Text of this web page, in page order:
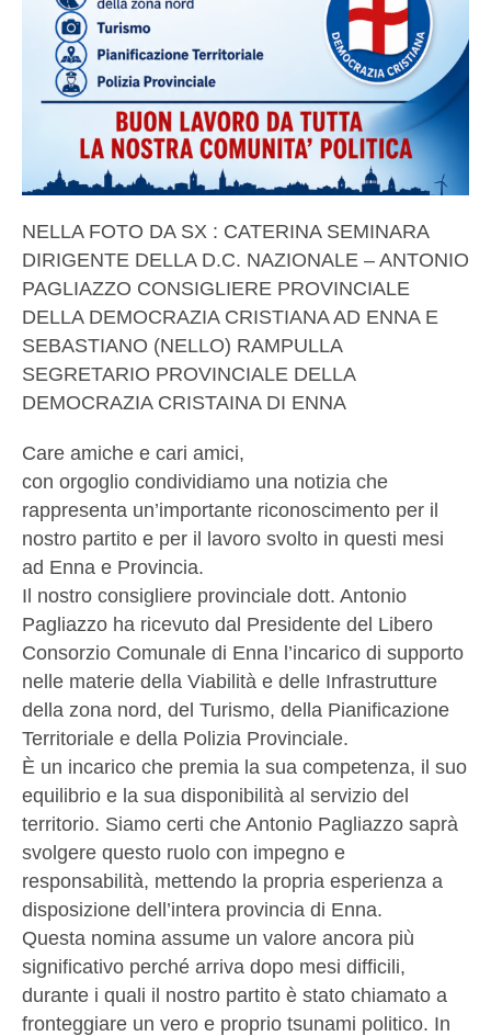
NELLA FOTO DA SX : CATERINA SEMINARA
DIRIGENTE DELLA D.C. NAZIONALE – ANTONIO
PAGLIAZZO CONSIGLIERE PROVINCIALE
DELLA DEMOCRAZIA CRISTIANA AD ENNA E
SEBASTIANO (NELLO) RAMPULLA
SEGRETARIO PROVINCIALE DELLA
DEMOCRAZIA CRISTAINA DI ENNA
Care amiche e cari amici,
con orgoglio condividiamo una notizia che
rappresenta un’importante riconoscimento per il
nostro partito e per il lavoro svolto in questi mesi
ad Enna e Provincia.
Il nostro consigliere provinciale dott. Antonio
Pagliazzo ha ricevuto dal Presidente del Libero
Consorzio Comunale di Enna l’incarico di supporto
nelle materie della Viabilità e delle Infrastrutture
della zona nord, del Turismo, della Pianificazione
Territoriale e della Polizia Provinciale.
È un incarico che premia la sua competenza, il suo
equilibrio e la sua disponibilità al servizio del
territorio. Siamo certi che Antonio Pagliazzo saprà
svolgere questo ruolo con impegno e
responsabilità, mettendo la propria esperienza a
disposizione dell’intera provincia di Enna.
Questa nomina assume un valore ancora più
significativo perché arriva dopo mesi difficili,
durante i quali il nostro partito è stato chiamato a
fronteggiare un vero e proprio tsunami politico. In